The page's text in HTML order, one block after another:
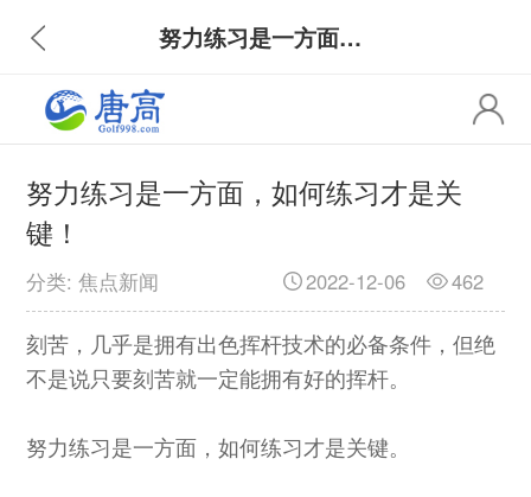
努力练习是一方面，如何练习才是关键！
努力练习是一方面，如何练习才是关
键！
分类: 焦点新闻 462
2022-12-06
刻苦，几乎是拥有出色挥杆技术的必备条件，但绝
不是说只要刻苦就一定能拥有好的挥杆。
努力练习是一方面，如何练习才是关键。